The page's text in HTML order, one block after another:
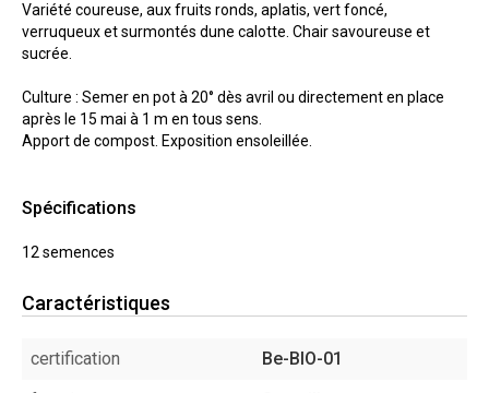
Variété coureuse, aux fruits ronds, aplatis, vert foncé,
verruqueux et surmontés dune calotte. Chair savoureuse et
sucrée.
Culture : Semer en pot à 20° dès avril ou directement en place
après le 15 mai à 1 m en tous sens.
Apport de compost. Exposition ensoleillée.
Spécifications
12 semences
Caractéristiques
certification
Be-BIO-01